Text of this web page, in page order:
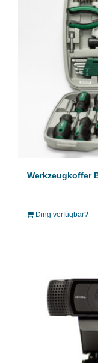
Werkzeugkoffer
Ding verfügbar?